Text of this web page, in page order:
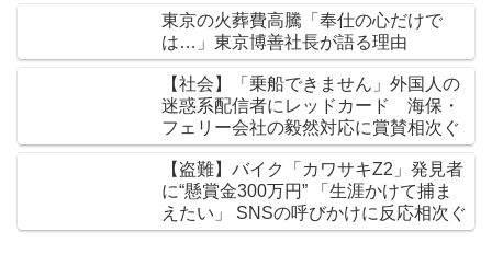
東京の火葬費高騰「奉仕の心だけで
は…」東京博善社長が語る理由
【社会】「乗船できません」外国人の
迷惑系配信者にレッドカード 海保・
フェリー会社の毅然対応に賞賛相次ぐ
【盗難】バイク「カワサキZ2」発見者
に“懸賞金300万円” 「生涯かけて捕ま
えたい」 SNSの呼びかけに反応相次ぐ